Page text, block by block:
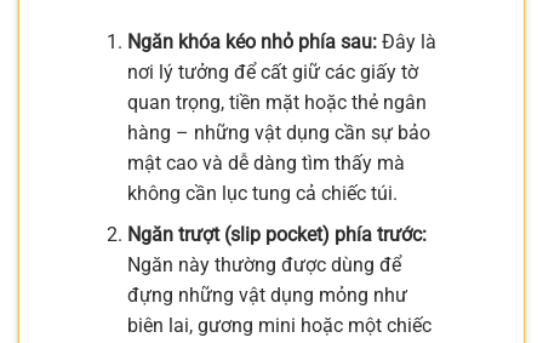
Ngăn khóa kéo nhỏ phía sau:Đây là
nơi lý tưởng để cất giữ các giấy tờ
quan trọng, tiền mặt hoặc thẻ ngân
hàng – những vật dụng cần sự bảo
mật cao và dễ dàng tìm thấy mà
không cần lục tung cả chiếc túi.
Ngăn trượt (slip pocket) phía trước:
Ngăn này thường được dùng để
đựng những vật dụng mỏng như
biên lai, gương mini hoặc một chiếc